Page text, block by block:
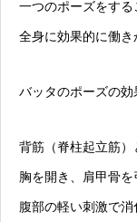
一つのポーズをする
全身に効果的に働き
バッタのポーズの効
背筋（脊柱起立筋
胸を開き、肩甲骨
腹部の軽い刺激で消